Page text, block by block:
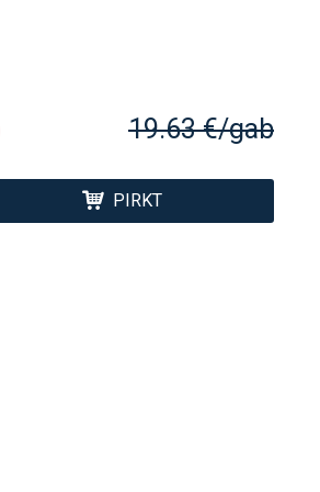
19.63 €/gab
PIRKT